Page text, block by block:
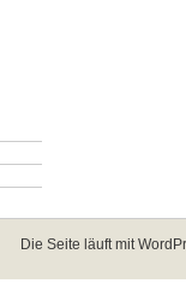
Die Seite läuft mit